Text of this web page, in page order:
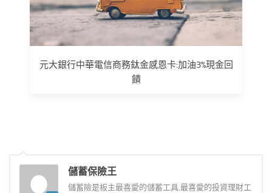
元大銀行中華電信商務鈦金感恩卡:加油3%現金回
饋
儲蓄保險王
儲蓄險是板主最喜愛的儲蓄工具,最喜愛的投資理財工